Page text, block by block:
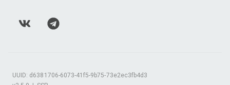
UUID: d6381706-6073-41f5-9b75-73e2ec3fb4d3